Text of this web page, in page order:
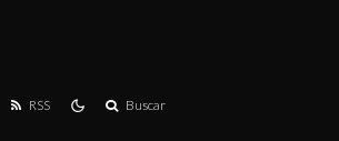
RSS Buscar